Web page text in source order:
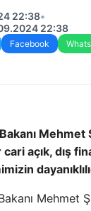
22:38•
22:38
Facebook
Mehmet
açık, dış
Mehmet